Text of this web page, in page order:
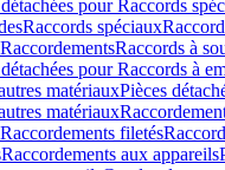
pour Raccords
Raccords spéciaux
Raccords à
pour Raccords à
matériauxPièces
matériaux
filetés
Raccordements aux appareils